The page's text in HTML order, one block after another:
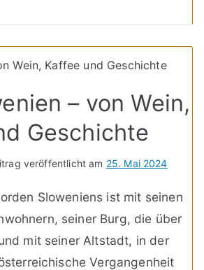
– von Wein,
Geschichte
veröffentlicht am 25. Mai 2024
Sloweniens ist mit seinen
seiner Burg, die über
mit seiner Altstadt, in der
Vergangenheit